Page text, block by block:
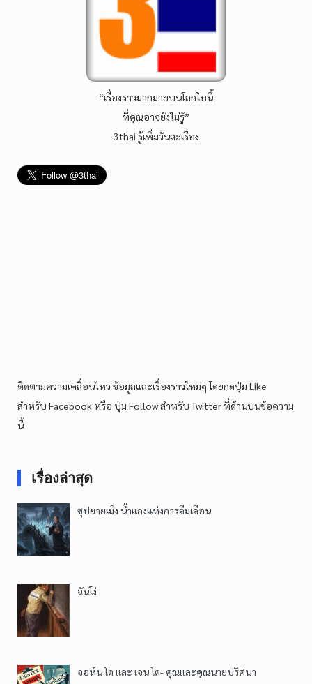
“เรื่องราวมากมายบนโลกใบนี้
ที่คุณอาจยังไม่รู้”
3thai รู้เพิ่มวันละเรื่อง
ติดตามความเคลื่อนไหว ข้อมูลและเรื่องราวใหม่ๆ โดยกดปุ่ม Like
สำหรับ Facebook หรือ ปุ่ม Follow สำหรับ Twitter ที่ด้านบนข้อความ
นี้
เรื่องล่าสุด
ซุปยายเมิ่ง น้ำแกงแห่งการลืมเลือน
ฉันโง่
จอห์น โด และ เจน โด- คุณและคุณนายปริศนา